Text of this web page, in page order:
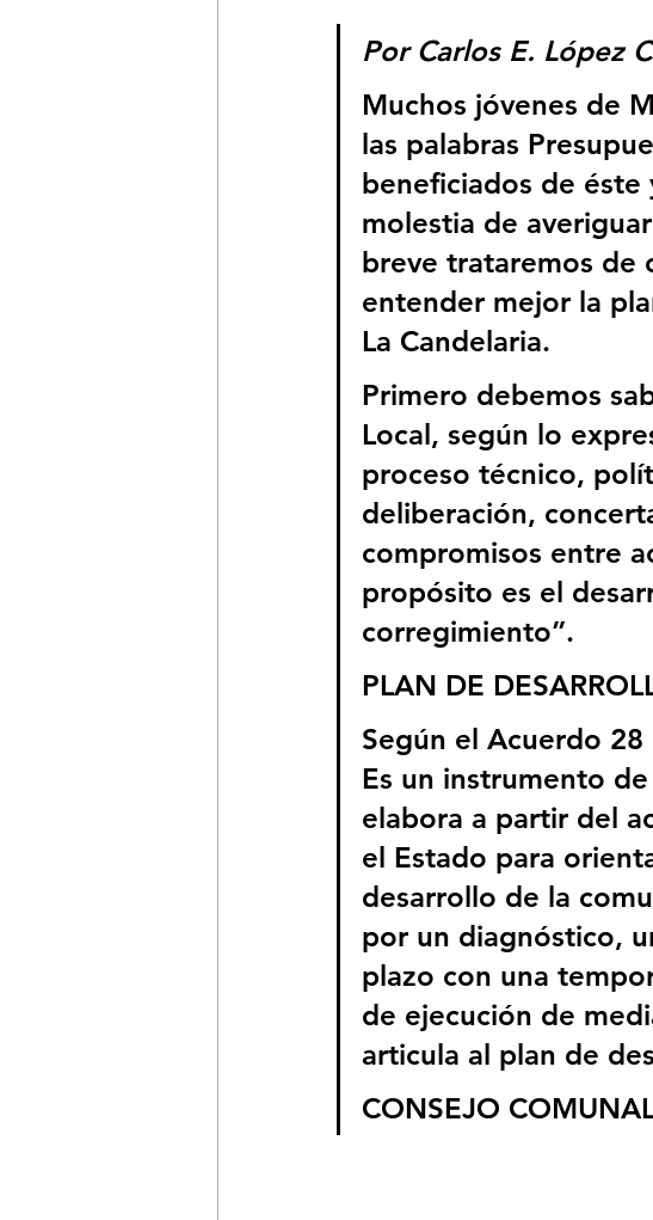
Por Carlos E. López
Muchos jóvenes de
las palabras
beneficiados de
molestia de
breve trataremos de
entender mejor la
La Candelaria.
Primero debemos
Local, según lo
proceso técnico,
deliberación,
compromisos entre
propósito es el
corregimiento”.
PLAN DE
Según el Acuerdo
Es un instrumento
elabora a partir del
el Estado para
desarrollo de la
por un diagnóstico,
plazo con una
de ejecución de
articula al plan de
CONSEJO